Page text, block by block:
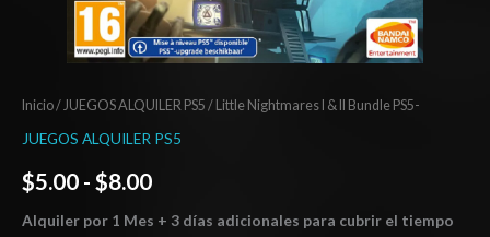
Inicio/ JUEGOS ALQUILER PS5 / Little Nightmares I & II Bundle PS5-
JUEGOS ALQUILER PS5
$5.00 - $8.00
Alquiler por 1 Mes + 3 días adicionales para cubrir el tiempo